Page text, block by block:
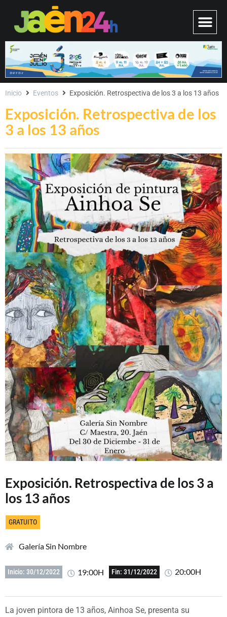
Exposición. Retrospectiva de los
3 a los 13 años
Inicio Eventos Exposición. Retrospectiva de los 3 a los 13 años
Exposición. Retrospectiva de los 3 a
los 13 años
GRATUITO
Galería Sin Nombre
Inicio: 30/12/2022 19:00H Fin: 31/12/2022 20:00H
La joven pintora de 13 años, Ainhoa Se, presenta su